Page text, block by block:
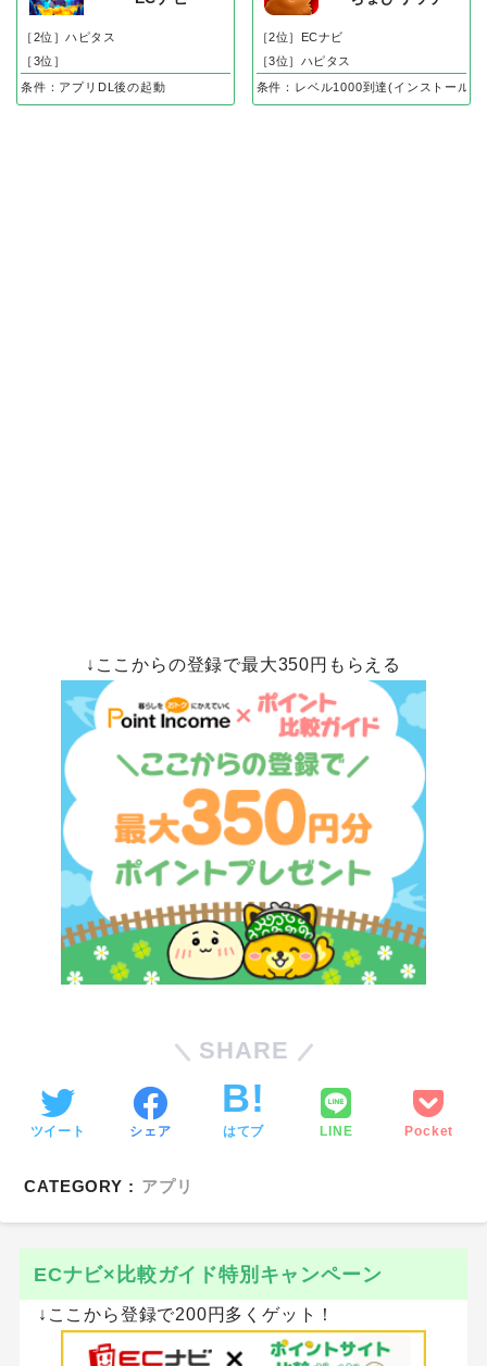
［2位］ハピタス
［3位］
条件：アプリDL後の起動
［2位］ECナビ
［3位］ハピタス
条件：レベル1000到達(インストール後
↓ここからの登録で最大350円もらえる
SHARE
ツイート シェア はてブ LINE Pocket
CATEGORY : アプリ
ECナビ×比較ガイド特別キャンペーン
↓ここから登録で200円多くゲット！